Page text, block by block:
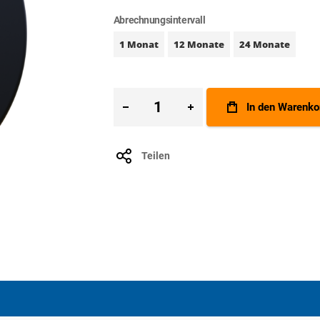
Abrechnungsintervall
1 Monat 12 Monate 24 Monate
In den
Teilen